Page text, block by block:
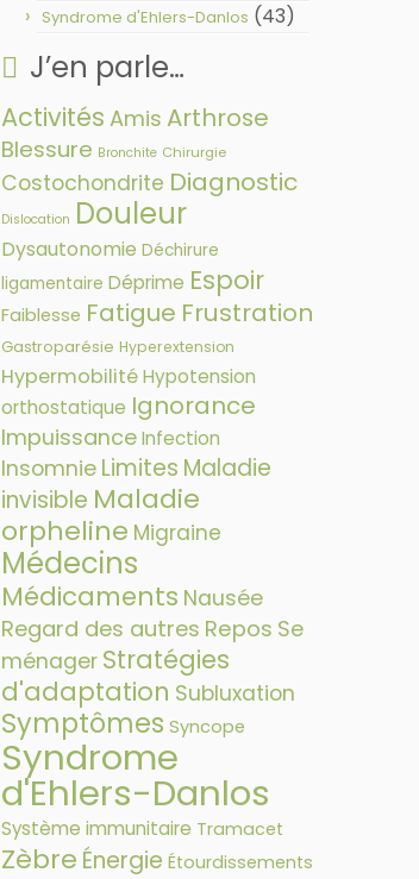
Syndrome d'Ehlers-Danlos (43)
J’en parle…
Activités Amis Arthrose
Blessure Bronchite Chirurgie
Costochondrite Diagnostic
Dislocation Douleur
Dysautonomie Déchirure
ligamentaire Déprime Espoir
Faiblesse Fatigue Frustration
Gastroparésie Hyperextension
HypermobilitéHypotension
orthostatique Ignorance
ImpuissanceInfection
Insomnie Limites Maladie
invisible Maladie
orpheline Migraine
Médecins
Médicaments Nausée
Regard des autres Repos Se
ménager Stratégies
d'adaptation Subluxation
Symptômes Syncope
Syndrome
d'Ehlers-Danlos
Système immunitaire Tramacet
Zèbre Énergie Étourdissements